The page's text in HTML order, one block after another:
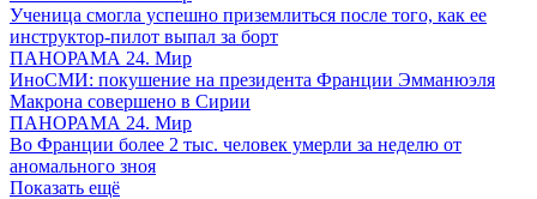
Ученица смогла успешно приземлиться после того, как ее
инструктор-пилот выпал за борт
ПАНОРАМА 24. Мир
ИноСМИ: покушение на президента Франции Эмманюэля
Макрона совершено в Сирии
ПАНОРАМА 24. Мир
Во Франции более 2 тыс. человек умерли за неделю от
аномального зноя
Показать ещё